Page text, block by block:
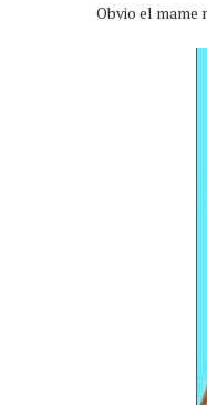
Obvio el mame